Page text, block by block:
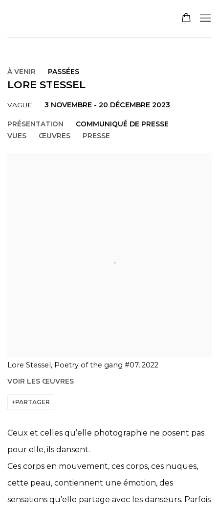
À VENIR PASSÉES
LORE STESSEL
VAGUE 3 NOVEMBRE - 20 DÉCEMBRE 2023
PRÉSENTATION
COMMUNIQUÉ DE PRESSE
VUES
ŒUVRES PRESSE
Lore Stessel, Poetry of the gang #07, 2022
VOIR LES ŒUVRES
PARTAGER
Ceux et celles qu’elle photographie ne posent pas
pour elle, ils dansent.
Ces corps en mouvement, ces corps, ces nuques,
cette peau, contiennent une émotion, des
sensations qu’elle partage avec les danseurs. Parfois